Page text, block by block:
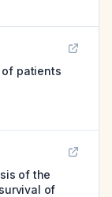
of patients
of the
of